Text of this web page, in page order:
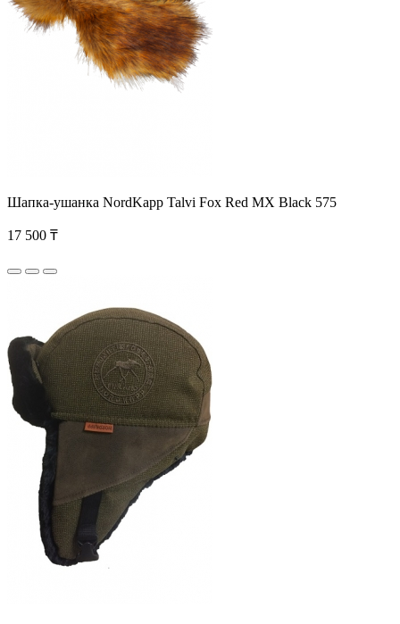
Шапка-ушанка NordKapp Talvi Fox Red MX Black 575
17 500 ₸